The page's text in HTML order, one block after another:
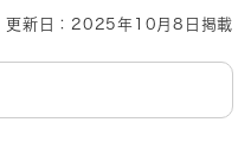
更新日：2025年10月8日掲載